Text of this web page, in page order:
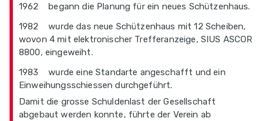
1962 begann die Planung für ein neues Schützenhaus.
1982 wurde das neue Schützenhaus mit 12 Scheiben,
wovon 4 mit elektronischer Trefferanzeige, SIUS ASCOR
8800, eingeweiht.
1983 wurde eine Standarte angeschafft und ein
Einweihungsschiessen durchgeführt.
Damit die grosse Schuldenlast der Gesellschaft
abgebaut werden konnte, führte der Verein ab